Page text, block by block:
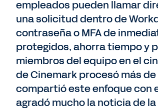
empleados pueden llamar
una solicitud dentro de
contraseña o MFA de
protegidos, ahorra tiempo y
miembros del equipo en el
de Cinemark procesó más
compartió este enfoque con
agradó mucho la noticia de